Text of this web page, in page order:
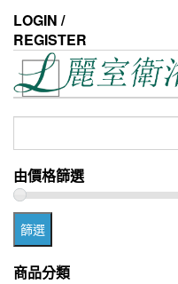
the
content
LOGIN /
REGISTER
鍵
字:
由價格篩選
篩選
商品分類